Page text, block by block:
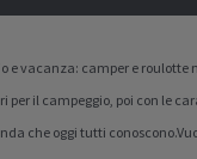
e vacanza: camper e roulotte
il campeggio, poi con le
che oggi tutti